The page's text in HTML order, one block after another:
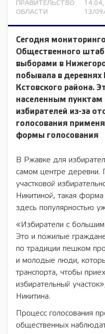
ПРАВИТЕЛЬСТВО
ОБЛАСТИ
14:04,
13/
Сегодня
Общественного
выборами в
побывала в
Кстовского района.
населенным пунктам
избирателей из-за
голосования
формы голосования
В Ржавке для
самом центре деревни.
участковой
Никитиной, такая форма
здесь популярностью
«Избиратели с большим
Это и пожилые
по традиции пешком
и молодые люди,
транспорта, чтобы
избирательный
Никитина.
Процесс голосования
общественных